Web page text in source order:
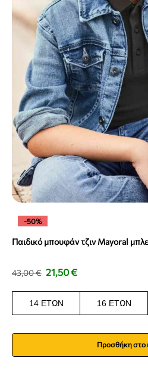
-50%
Παιδικό μπουφάν τζιν Mayoral
43,00€ 21,50€
14 ΕΤΏΝ 16 ΕΤΏΝ
Προσθήκη στο